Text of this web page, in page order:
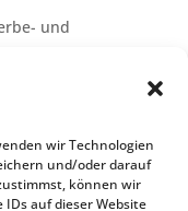
wir Technologien
und/oder darauf
können wir
auf dieser Website
und
bei Streit über
2026